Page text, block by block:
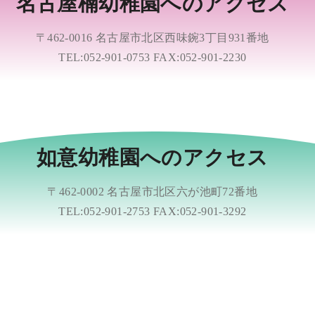
〒462-0016 名古屋市北区西味鋺3丁目931番地
TEL:052-901-0753 FAX:052-901-2230
如意幼稚園へのアクセス
〒462-0002 名古屋市北区六が池町72番地
TEL:052-901-2753 FAX:052-901-3292